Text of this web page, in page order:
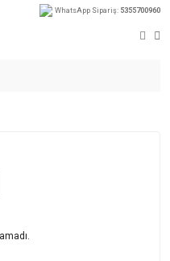
WhatsApp Sipariş: 5355700960